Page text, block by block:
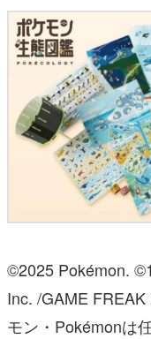
©2025 Pokémon.
Inc. /GAME
モン・Pokémonは